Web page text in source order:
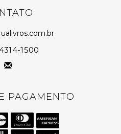
1500
PAGAMENTO